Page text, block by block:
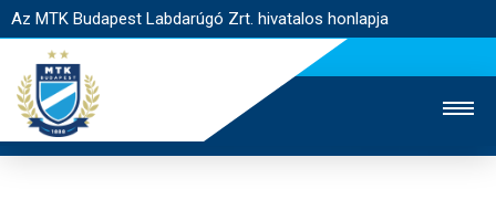
Az MTK Budapest Labdarúgó Zrt. hivatalos honlapja